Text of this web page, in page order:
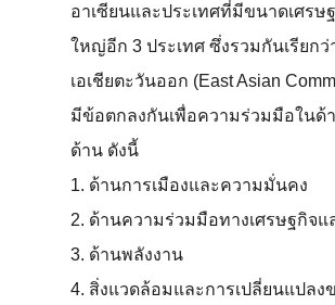
อาเซียนและประเทศที่มีขนาดเศรษ
ใหญ่อีก 3 ประเทศ ซึ่งรวมกันเรียก
เอเชียตะวันออก (East Asian
มีข้อตกลงกันเพื่อความร่วมมือในด้
ด้าน ดังนี้
1. ด้านการเมืองและความมั่นคง
2. ด้านความร่วมมือทางเศรษฐกิจแ
3. ด้านพลังงาน
4. สิ่งแวดล้อมและการเปลี่ยนแปลง